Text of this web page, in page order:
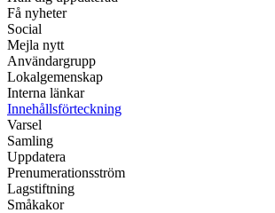
Få nyheter
Social
Mejla nytt
Användargrupp
Lokalgemenskap
Interna länkar
Innehållsförteckning
Varsel
Samling
Uppdatera
Prenumerationsström
Lagstiftning
Småkakor